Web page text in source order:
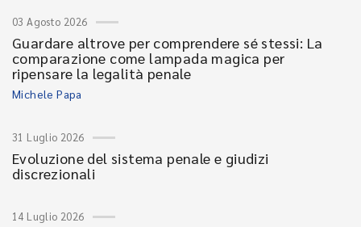
03 Agosto 2026
Guardare altrove per comprendere sé stessi: La
comparazione come lampada magica per
ripensare la legalità penale
Michele Papa
31 Luglio 2026
Evoluzione del sistema penale e giudizi
discrezionali
14 Luglio 2026